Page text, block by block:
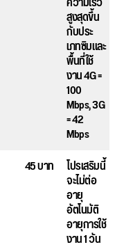
สูงสุดขึ้น
กับประ
เภทซิมและ
พื้นที่ใช้
งาน 4G =
100
Mbps, 3G
= 42
Mbps
45 บาท โปรเสริมนี้
จะไม่ต่อ
อายุ
อัตโนมัติ
อายุการใช้
งาน 1 วัน